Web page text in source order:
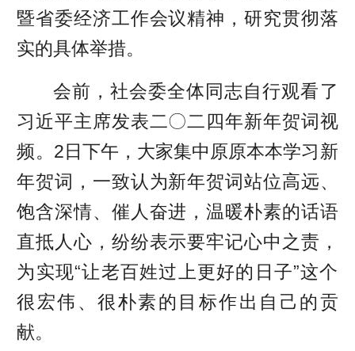
暨省委经济工作会议精神，研究贯彻落
实的具体举措。
会前，社会委全体同志自行观看了
习近平主席发表二〇二四年新年贺词视
频。2日下午，大家集中原原本本学习新
年贺词，一致认为新年贺词站位高远、
饱含深情、催人奋进，温暖朴素的话语
直抵人心，纷纷表示要牢记心中之责，
为实现“让老百姓过上更好的日子”这个
很宏伟、很朴素的目标作出自己的贡
献。